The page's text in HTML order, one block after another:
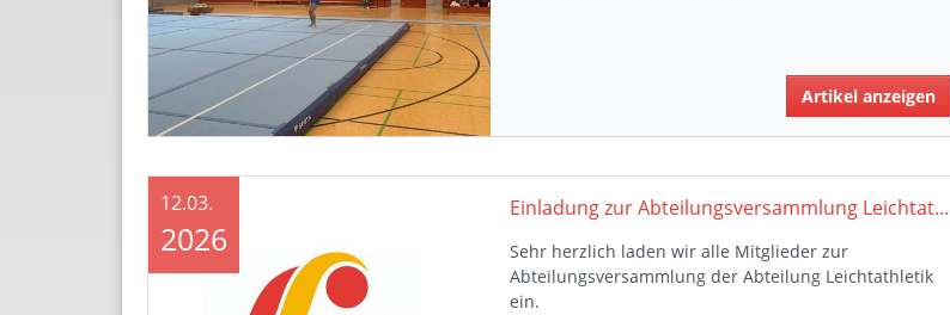
Artikel anzeigen
Einladung zur Abteilungsversammlung Leichtathletik
Sehr herzlich laden wir alle Mitglieder zur
Abteilungsversammlung der Abteilung Leichtathletik
ein.
12.03.
2026